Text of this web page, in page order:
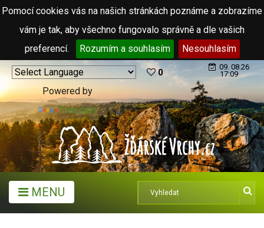
Pomocí cookies vás na našich stránkách poznáme a zobrazíme
vám je tak, aby všechno fungovalo správně a dle vašich
preferencí.
Rozumím a souhlasím Nesouhlasím
Powered by
Translate
0
09. 08.26
17:09
MENU